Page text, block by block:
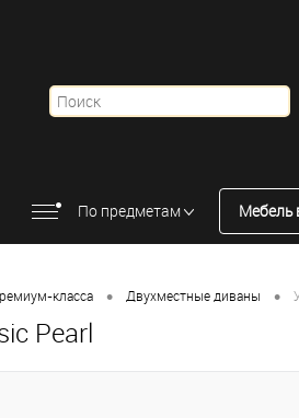
По предметам Мебель
класса • Двухместные диваны •
Pearl